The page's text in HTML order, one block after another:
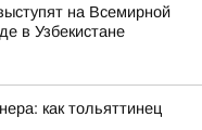
на Всемирной
в Узбекистане
как тольяттинец